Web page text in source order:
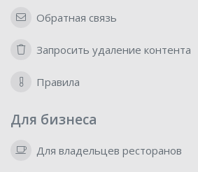
Обратная связь
Запросить удаление контента
Правила
Для бизнеса
Для владельцев ресторанов